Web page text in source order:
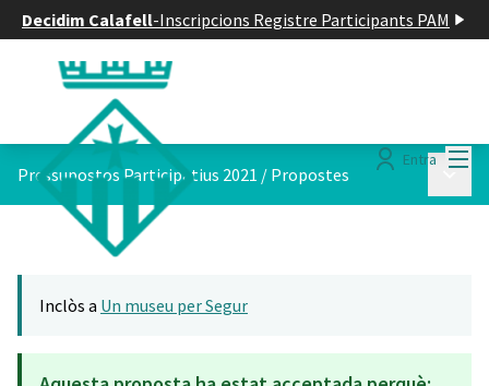
Decidim Calafell-Inscripcions Registre Participants PAM
Entra
Pressupostos Participatius 2021 / Propostes
Inclòs a Un museu per Segur